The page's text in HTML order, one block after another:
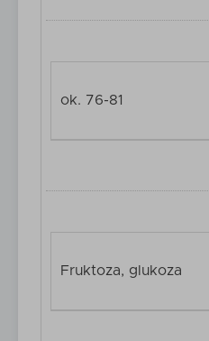
ok. 76-81
Fruktoza, glukoza